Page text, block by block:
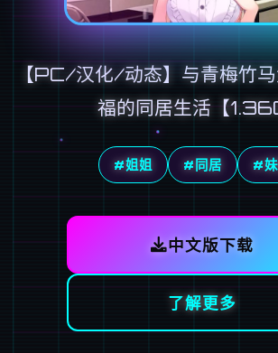
【PC/汉化/动态】与青梅竹
福的同居生活【
#姐姐 #同居 #
中文版下载
了解更多